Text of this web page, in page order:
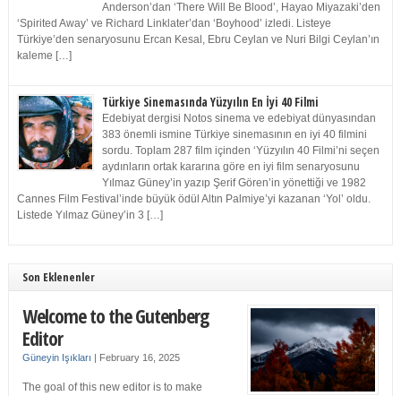
Anderson’dan ‘There Will Be Blood’, Hayao Miyazaki’den
‘Spirited Away’ ve Richard Linklater’dan ‘Boyhood’ izledi. Listeye
Türkiye’den senaryosunu Ercan Kesal, Ebru Ceylan ve Nuri Bilgi Ceylan’ın
kaleme […]
Türkiye Sinemasında Yüzyılın En İyi 40 Filmi
Edebiyat dergisi Notos sinema ve edebiyat dünyasından
383 önemli ismine Türkiye sinemasının en iyi 40 filmini
sordu. Toplam 287 film içinden ‘Yüzyılın 40 Filmi’ni seçen
aydınların ortak kararına göre en iyi film senaryosunu
Yılmaz Güney’in yazıp Şerif Gören’in yönettiği ve 1982
Cannes Film Festival’inde büyük ödül Altın Palmiye’yi kazanan ‘Yol’ oldu.
Listede Yılmaz Güney’in 3 […]
Son Eklenenler
Welcome to the Gutenberg
Editor
Güneyin Işıkları | February 16, 2025
The goal of this new editor is to make